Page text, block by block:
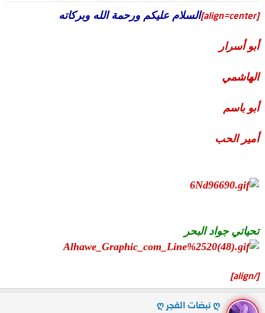
[align=center] السلام عليكم ورحمة الله وبركاته
أبو أسرار
الهاشمي
أبو باسم
أمير الحب
تحياتي جواد البحر
[/align]
ღ نبضات الفجر ღ